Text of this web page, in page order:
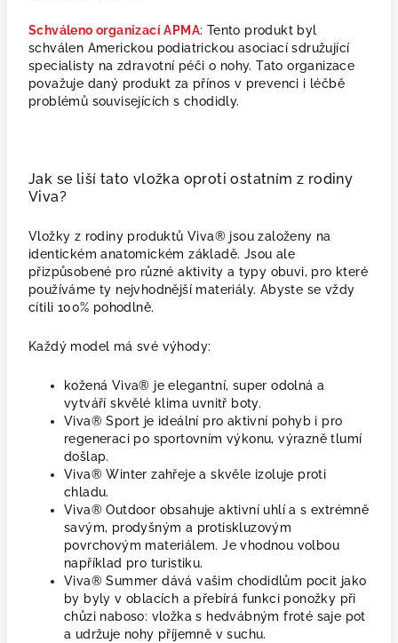
Schváleno organizací APMA: Tento produkt byl
schválen Americkou podiatrickou asociací sdružující
specialisty na zdravotní péči o nohy. Tato organizace
považuje daný produkt za přínos v prevenci i léčbě
problémů souvisejících s chodidly.
Jak se liší tato vložka oproti ostatním z rodiny
Viva?
Vložky z rodiny produktů Viva® jsou založeny na
identickém anatomickém základě. Jsou ale
přizpůsobené pro různé aktivity a typy obuvi, pro které
používáme ty nejvhodnější materiály. Abyste se vždy
cítili 100% pohodlně.
Každý model má své výhody:
kožená Viva® je elegantní, super odolná a
vytváří skvělé klima uvnitř boty.
Viva® Sport je ideální pro aktivní pohyb i pro
regeneraci po sportovním výkonu, výrazně tlumí
došlap.
Viva® Winter zahřeje a skvěle izoluje proti
chladu.
Viva® Outdoor obsahuje aktivní uhlí a s extrémně
savým, prodyšným a protiskluzovým
povrchovým materiálem. Je vhodnou volbou
například pro turistiku.
Viva® Summer dává vašim chodidlům pocit jako
by byly v oblacích a přebírá funkci ponožky při
chůzi naboso: vložka s hedvábným froté saje pot
a udržuje nohy příjemně v suchu.